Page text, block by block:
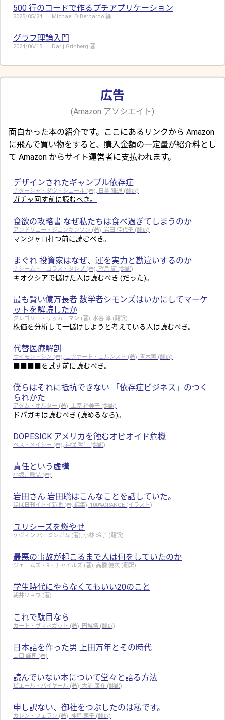
500 行のコードで作るプチアプリケーション
2025/05/24 Michael DiBernardo 編
グラフ理論入門
2024/06/15 Darij Grinberg 著
広告
(Amazon アソシエイト)
面白かった本の紹介です。ここにあるリンクから Amazon
に飛んで買い物をすると、購入金額の一定量が紹介料とし
て Amazon からサイト運営者に支払われます。
デザインされたギャンブル依存症
ナターシャ・ダウ・シュール (著), 日暮 雅通 (翻訳)
ガチャ回す前に読むべき。
食欲の攻略書 なぜ私たちは食べ過ぎてしまうのか
アンドリュー・ジェンキンソン (著), 岩田 佳代子 (翻訳)
マンジャロ打つ前に読むべき。
まぐれ 投資家はなぜ、運を実力と勘違いするのか
ナシーム・ニコラス・タレブ (著), 望月 衛 (翻訳)
キオクシアで儲けた人は読むべき (だった)。
最も賢い億万長者 数学者シモンズはいかにしてマーケ
ットを解読したか
グレゴリー・ザッカーマン (著), 水谷 淳 (翻訳)
株価を分析して一儲けしようと考えている人は読むべき。
代替医療解剖
サイモン・シン (著), エツァート・エルンスト (著), 青木薫 (翻訳)
■■■■を試す前に読むべき。
僕らはそれに抵抗できない 「依存症ビジネス」のつく
られかた
アダム・オルター (著), 上原 裕美子 (翻訳)
ドパガキは読むべき (読めるなら)。
DOPESICK アメリカを蝕むオピオイド危機
ベス・メイシー (著), 神保 哲生 (翻訳)
責任という虚構
小坂井敏晶 (著)
岩田さん 岩田聡はこんなことを話していた。
ほぼ日刊イトイ新聞 (著, 編集), 100%ORANGE (イラスト)
ユリシーズを燃やせ
ケヴィン バーミンガム (著), 小林 玲子 (翻訳)
最悪の事故が起こるまで人は何をしていたのか
ジェームズ・R・チャイルズ (著), 高橋 健次 (翻訳)
学生時代にやらなくてもいい20のこと
朝井リョウ (著)
これで駄目なら
カート・ヴォネガット (著), 円城塔 (翻訳)
日本語を作った男 上田万年とその時代
山口 謠司 (著)
読んでいない本について堂々と語る方法
ピエール・バイヤール (著), 大浦 康介 (翻訳)
申し訳ない、御社をつぶしたのは私です。
カレン・フェラン (著), 神崎 朗子 (翻訳)